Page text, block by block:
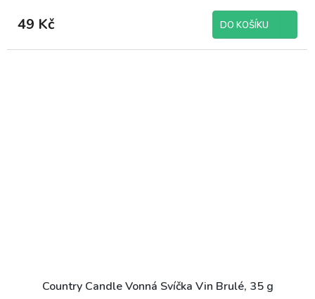
49 Kč DO KOŠÍKU
Country Candle Vonná Svíčka Vin Brulé, 35 g